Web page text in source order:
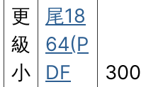
更
級
小
尾18
64(P
DF
300